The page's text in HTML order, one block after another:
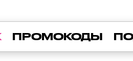
ПРОМОКОДЫ